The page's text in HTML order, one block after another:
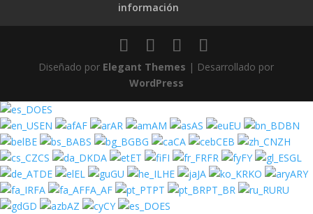
información
Diseñado por Elegant Themes | Desarrollado por
WordPress
ES
EN
AF AR AM AS EU
BN
BE
BS BG CA CEB
ZH
CS
DA ET FI FR FY
GL
DE
EL GU HE JA KO
ARY
FA
FA_AF PT PT_BR
RU
GD
AZ CY ES